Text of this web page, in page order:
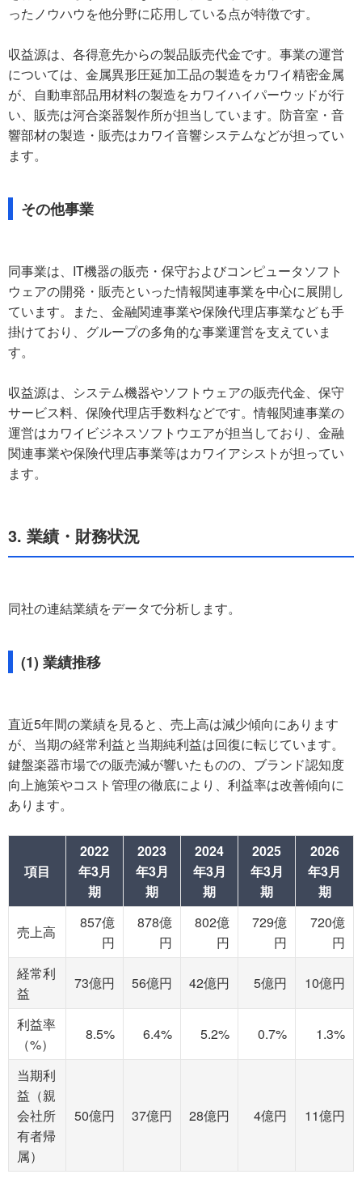
ったノウハウを他分野に応用している点が特徴です。
収益源は、各得意先からの製品販売代金です。事業の運営
については、金属異形圧延加工品の製造をカワイ精密金属
が、自動車部品用材料の製造をカワイハイパーウッドが行
い、販売は河合楽器製作所が担当しています。防音室・音
響部材の製造・販売はカワイ音響システムなどが担ってい
ます。
その他事業
同事業は、IT機器の販売・保守およびコンピュータソフト
ウェアの開発・販売といった情報関連事業を中心に展開し
ています。また、金融関連事業や保険代理店事業なども手
掛けており、グループの多角的な事業運営を支えていま
す。
収益源は、システム機器やソフトウェアの販売代金、保守
サービス料、保険代理店手数料などです。情報関連事業の
運営はカワイビジネスソフトウエアが担当しており、金融
関連事業や保険代理店事業等はカワイアシストが担ってい
ます。
3. 業績・財務状況
同社の連結業績をデータで分析します。
(1) 業績推移
直近5年間の業績を見ると、売上高は減少傾向にあります
が、当期の経常利益と当期純利益は回復に転じています。
鍵盤楽器市場での販売減が響いたものの、ブランド認知度
向上施策やコスト管理の徹底により、利益率は改善傾向に
あります。
項目
2022
年3月
期
2023
年3月
期
2024
年3月
期
2025
年3月
期
2026
年3月
期
売上高
857億
円
878億
円
802億
円
729億
円
720億
円
経常利
益
73億円 56億円 42億円 5億円 10億円
利益率
（%）
8.5% 6.4% 5.2% 0.7% 1.3%
当期利
益（親
会社所
有者帰
属）
50億円 37億円 28億円 4億円 11億円